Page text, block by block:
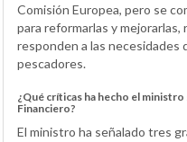
Comisión Europea, pero se
para reformarlas y
responden a las necesidades
pescadores.
¿Qué críticas ha hecho el
Financiero?
El ministro ha señalado tres